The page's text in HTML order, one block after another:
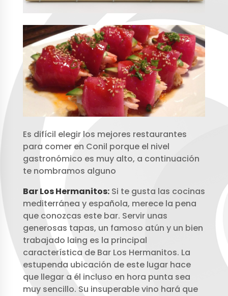
Es difícil elegir los mejores restaurantes
para comer en Conil porque el nivel
gastronómico es muy alto, a continuación
te nombramos alguno
Bar Los Hermanitos:Si te gusta las cocinas
mediterránea y española, merece la pena
que conozcas este bar. Servir unas
generosas tapas, un famoso atún y un bien
trabajado laing es la principal
característica de Bar Los Hermanitos. La
estupenda ubicación de este lugar hace
que llegar a él incluso en hora punta sea
muy sencillo. Su insuperable vino hará que